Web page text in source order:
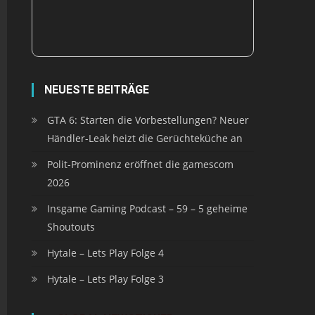
NEUESTE BEITRÄGE
GTA 6: Starten die Vorbestellungen? Neuer
Händler-Leak heizt die Gerüchteküche an
Polit-Prominenz eröffnet die gamescom
2026
Insgame Gaming Podcast – 59 – 5 geheime
Shoutouts
Hytale – Lets Play Folge 4
Hytale – Lets Play Folge 3